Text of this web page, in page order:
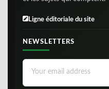
Ligne éditoriale du site
NEWSLETTERS